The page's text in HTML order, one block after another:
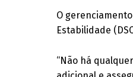
O
Estabilidade
“Não há